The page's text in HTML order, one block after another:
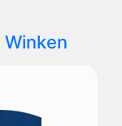
Winken